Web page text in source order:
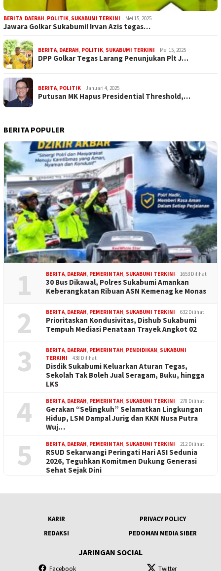
BERITA DAERAH POLITIK SUKABUMI TERKINI Mei 15, 2025
Jawara Golkar Sukabumi! Irvan Azis tegas…
BERITA DAERAH POLITIK SUKABUMI TERKINI Mei 15, 2025
DPP Golkar Tegas Larang Penunjukan Plt J…
BERITA POLITIK Januari 4, 2025
Putusan MK Hapus Presidential Threshold,…
BERITA POPULER
1 BERITA DAERAH PEMERINTAH SUKABUMI TERKINI 1653 Dilihat
30 Bus Dikawal, Polres Sukabumi Amankan
Keberangkatan Ribuan ASN Kemenag ke Monas
2 BERITA DAERAH PEMERINTAH SUKABUMI TERKINI 632 Dilihat
Prioritaskan Kondusivitas, Dishub Sukabumi
Tempuh Mediasi Penataan Trayek Angkot 02
3 BERITA DAERAH PEMERINTAH PENDIDIKAN SUKABUMI
TERKINI
438 Dilihat
Disdik Sukabumi Keluarkan Aturan Tegas,
Sekolah Tak Boleh Jual Seragam, Buku, hingga
LKS
4 BERITA DAERAH PEMERINTAH SUKABUMI TERKINI 278 Dilihat
Gerakan “Selingkuh” Selamatkan Lingkungan
Hidup, LSM Dampal Jurig dan KKN Nusa Putra
Wuj…
5 BERITA DAERAH PEMERINTAH SUKABUMI TERKINI 212 Dilihat
RSUD Sekarwangi Peringati Hari ASI Sedunia
2026, Teguhkan Komitmen Dukung Generasi
Sehat Sejak Dini
KARIR
PRIVACY POLICY
REDAKSI
PEDOMAN MEDIA SIBER
JARINGAN SOCIAL
Facebook Twitter